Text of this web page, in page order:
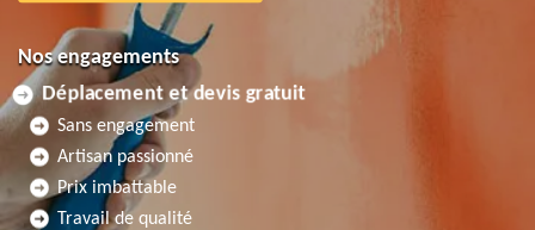
Nos engagements
Déplacement et devis gratuit
Sans engagement
Artisan passionné
Prix imbattable
Travail de qualité